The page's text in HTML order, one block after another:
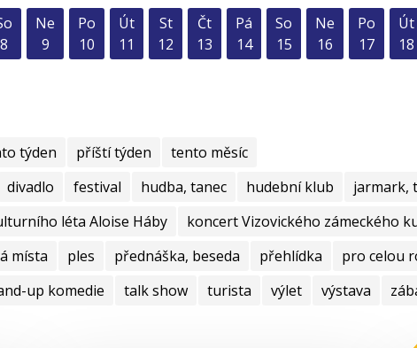
8
Ne
9
Po
10
Út
11
St
12
Čt
13
Pá
14
So
15
Ne
16
Po
17
Út
18
týden příští týden
tento měsíc
divadlo festival hudba, tanec hudební klub jarmark,
léta Aloise Háby
koncert Vizovického zámeckého
místa ples přednáška, beseda přehlídka pro celou
up komedie talk show turista výlet výstava